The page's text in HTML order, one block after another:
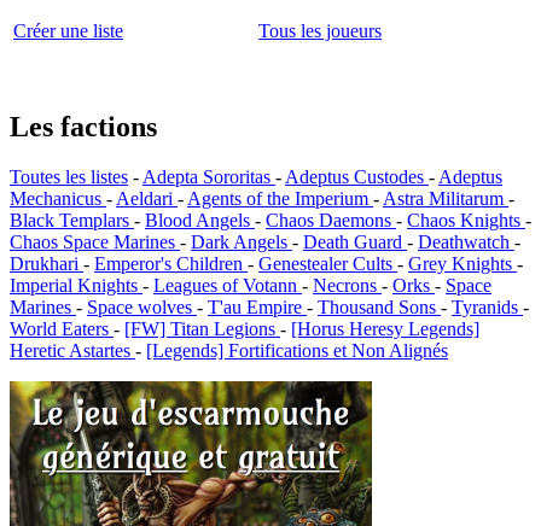
Créer une liste Tous les joueurs
Les factions
Toutes les listes -Adepta Sororitas -Adeptus Custodes -Adeptus
Mechanicus -Aeldari -Agents of the Imperium -Astra Militarum -
Black Templars - Blood Angels - Chaos Daemons - Chaos Knights -
Chaos Space Marines - Dark Angels - Death Guard - Deathwatch -
Drukhari - Emperor's Children - Genestealer Cults - Grey Knights -
Imperial Knights - Leagues of Votann - Necrons - Orks - Space
Marines - Space wolves - T'au Empire - Thousand Sons - Tyranids -
World Eaters - [FW] Titan Legions - [Horus Heresy Legends]
Heretic Astartes - [Legends] Fortifications et Non Alignés